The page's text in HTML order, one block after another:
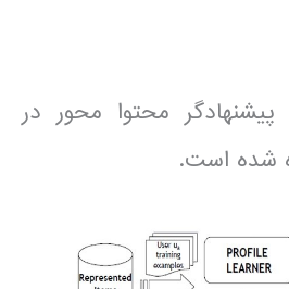
محتوا محور در
شده است.